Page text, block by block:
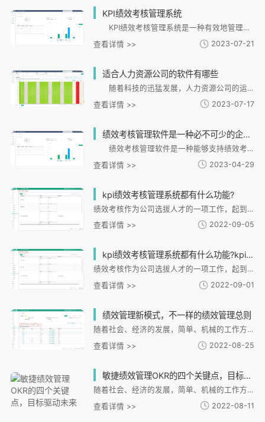
KPI绩效考核管理系统
KPI绩效考核管理系统是一种有效地管理员工绩效考核的系统。它可以有效地衡量员工在某一特定时期内的绩效表现，并及时反馈给管理者。KPI绩效考核管理系统能够分析员工的表现，做出更合理的决策，以提供更有
查看详情 >>
2023-07-21
适合人力资源公司的软件有哪些
随着科技的迅猛发展，人力资源公司的运作和管理越来越依赖软件。那么适合人力资源公司的软件有哪些呢？ 首先，人力资源公司需要HRM软件。HRM软件是一种帮助HR专业人员及时处理各类人力资源功能，并
查看详情 >>
2023-07-17
绩效考核管理软件是一种必不可少的企业管理手段
绩效考核管理软件是一种能够支持绩效考核工作的软件。它具有衡量绩效、记录表现、分析绩效及其他绩效管理相关功能。它能够实现矩阵管理，将关键绩效指标（KPI）与个人表现有机地结合起来，使得整个绩效考核过
查看详情 >>
2023-04-29
kpi绩效考核管理系统都有什么功能?
绩效考核作为公司选拔人才的一项工作，起到很重要的作用，它可以为企业发现更多的人才，同时也能调动一些员工的积极性。以往的考核都是靠人工完成，这往往既耽误时间，而且考核效果也不是很理想。kpi绩效考核管理系统的出现，让绩效考核更科学，更高效的完成，那么这个都有什么功能?接下来就让小编给大家详细介绍一下。
查看详情 >>
2022-09-05
kpi绩效考核管理系统都有什么功能?kpi系统是什么？
绩效考核作为公司选拔人才的一项工作，起到很重要的作用，它可以为企业发现更多的人才，同时也能调动一些员工的积极性。以往的考核都是靠人工完成，这往往既耽误时间，而且考核效果也不是很理想。kpi绩效考核管理系统的出现，让绩效考核更科学，更高效的完成
查看详情 >>
2022-09-01
绩效管理新模式，不一样的绩效管理总则
随着社会、经济的发展，简单、机械的工作方式，早已无法适应负责的人际关系以及丰富多彩的工作内容，企业需要员工做出更多的创新创意，打造更多具有创造思维的工作方式和方法，而企业如何才能衡量一个员工的付出和得失呢?在这期间绩效考核管理软件的应用是少不了的。
查看详情 >>
2022-08-25
敏捷绩效管理OKR的四个关键点，目标驱动未来
随着社会、经济的发展，简单、机械的工作方式，早已无法适应负责的人际关系以及丰富多彩的工作内容，企业需要员工做出更多的创新创意，打造更多具有创造思维的工作方式和方法，而企业如何才能衡量一个员工的付出和得失呢?在这期间绩效考核管理软件的应用是少不了的
查看详情 >>
2022-08-11